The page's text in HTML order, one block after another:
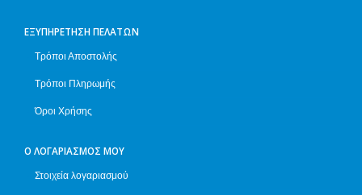
ΕΞΥΠΗΡΈΤΗΣΗ ΠΕΛΑΤΏΝ
Τρόποι Αποστολής
Τρόποι Πληρωμής
Όροι Χρήσης
Ο ΛΟΓΑΡΙΑΣΜΌΣ ΜΟΥ
Στοιχεία λογαριασμού